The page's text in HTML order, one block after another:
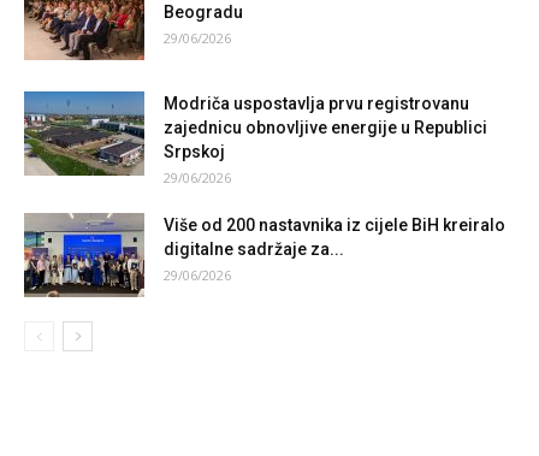
Beogradu
29/06/2026
Modriča uspostavlja prvu registrovanu
zajednicu obnovljive energije u Republici
Srpskoj
29/06/2026
Više od 200 nastavnika iz cijele BiH kreiralo
digitalne sadržaje za...
29/06/2026